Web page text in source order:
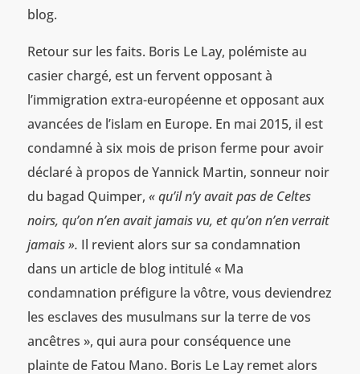
blog.
Retour sur les faits. Boris Le Lay, polémiste au
casier chargé, est un fervent opposant à
l’immigration extra-européenne et opposant aux
avancées de l’islam en Europe. En mai 2015, il est
condamné à six mois de prison ferme pour avoir
déclaré à propos de Yannick Martin, sonneur noir
du bagad Quimper, « qu’il n’y avait pas de Celtes
noirs, qu’on n’en avait jamais vu, et qu’on n’en verrait
jamais ». Il revient alors sur sa condamnation
dans un article de blog intitulé « Ma
condamnation préfigure la vôtre, vous deviendrez
les esclaves des musulmans sur la terre de vos
ancêtres », qui aura pour conséquence une
plainte de Fatou Mano. Boris Le Lay remet alors